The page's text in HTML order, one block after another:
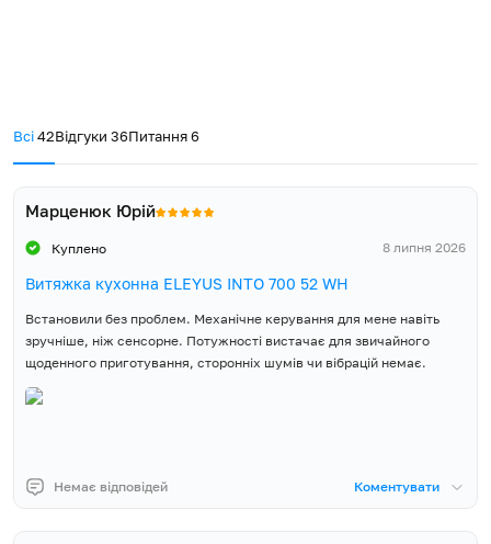
Всі42Відгуки 36Питання6
Марценюк Юрій
Куплено 8 липня 2026
Витяжка кухонна ELEYUS INTO 700 52 WH
Встановили без проблем. Механічне керування для мене навіть
зручніше, ніж сенсорне. Потужності вистачає для звичайного
щоденного приготування, сторонніх шумів чи вібрацій немає.
Немає відповідей Коментувати